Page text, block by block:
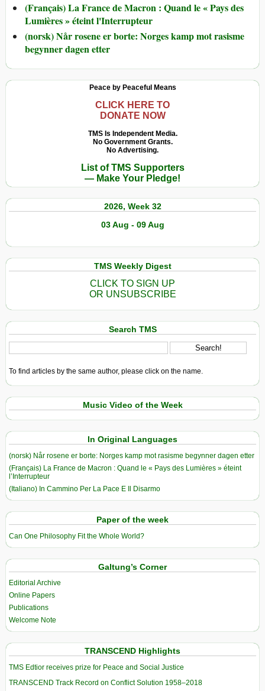
(Français) La France de Macron : Quand le « Pays des
Lumières » éteint l'Interrupteur
(norsk) Når rosene er borte: Norges kamp mot rasisme
begynner dagen etter
Peace by Peaceful Means
CLICK HERE TO
DONATE NOW
TMS Is Independent Media.
No Government Grants.
No Advertising.
List of TMS Supporters
— Make Your Pledge!
2026, Week 32
03 Aug - 09 Aug
TMS Weekly Digest
CLICK TO SIGN UP
OR UNSUBSCRIBE
Search TMS
To find articles by the same author, please click on the name.
Music Video of the Week
In Original Languages
(norsk) Når rosene er borte: Norges kamp mot rasisme begynner dagen etter
(Français) La France de Macron : Quand le « Pays des Lumières » éteint
l’Interrupteur
(Italiano) In Cammino Per La Pace E Il Disarmo
Paper of the week
Can One Philosophy Fit the Whole World?
Galtung’s Corner
Editorial Archive
Online Papers
Publications
Welcome Note
TRANSCEND Highlights
TMS Edtior receives prize for Peace and Social Justice
TRANSCEND Track Record on Conflict Solution 1958–2018